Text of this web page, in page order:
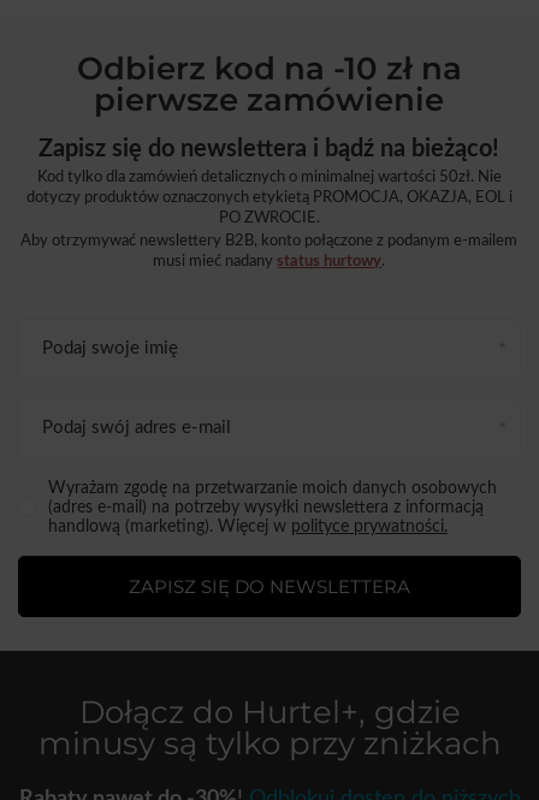
Odbierz kod na -10 zł na
pierwsze zamówienie
Zapisz się do newslettera i bądź na bieżąco!
Kod tylko dla zamówień detalicznych o minimalnej wartości 50zł. Nie
dotyczy produktów oznaczonych etykietą PROMOCJA, OKAZJA, EOL i
PO ZWROCIE.
Aby otrzymywać newslettery B2B, konto połączone z podanym e-mailem
musi mieć nadany status hurtowy.
Podaj swoje imię
Podaj swój adres e-mail
Wyrażam zgodę na przetwarzanie moich danych osobowych
(adres e-mail) na potrzeby wysyłki newslettera z informacją
handlową (marketing). Więcej w polityce prywatności.
ZAPISZ SIĘ DO NEWSLETTERA
Dołącz do Hurtel+, gdzie
minusy są tylko przy zniżkach